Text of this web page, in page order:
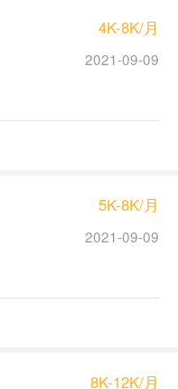
4K-8K/月
2021-09-09
5K-8K/月
2021-09-09
8K-12K/月